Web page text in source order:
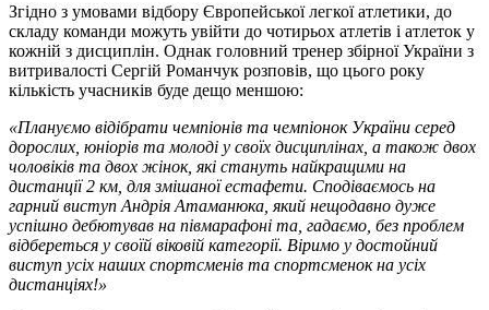
Згідно з умовами відбору Європейської легкої атлетики, до
складу команди можуть увійти до чотирьох атлетів і атлеток у
кожній з дисциплін. Однак головний тренер збірної України з
витривалості Сергій Романчук розповів, що цього року
кількість учасників буде дещо меншою:
«Плануємо відібрати чемпіонів та чемпіонок України серед
дорослих, юніорів та молоді у своїх дисциплінах, а також двох
чоловіків та двох жінок, які стануть найкращими на
дистанції 2 км, для змішаної естафети. Сподіваємось на
гарний виступ Андрія Атаманюка, який нещодавно дуже
успішно дебютував на півмарафоні та, гадаємо, без проблем
відбереться у своїй віковій категорії. Віримо у достойний
виступ усіх наших спортсменів та спортсменок на усіх
дистанціях!»